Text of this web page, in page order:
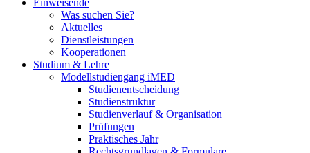
Einweisende
Was suchen Sie?
Aktuelles
Dienstleistungen
Kooperationen
Studium & Lehre
Modellstudiengang iMED
Studienentscheidung
Studienstruktur
Studienverlauf & Organisation
Prüfungen
Praktisches Jahr